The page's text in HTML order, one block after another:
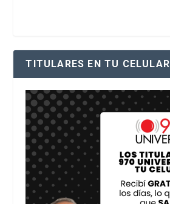
TITULARES EN TU CELULAR